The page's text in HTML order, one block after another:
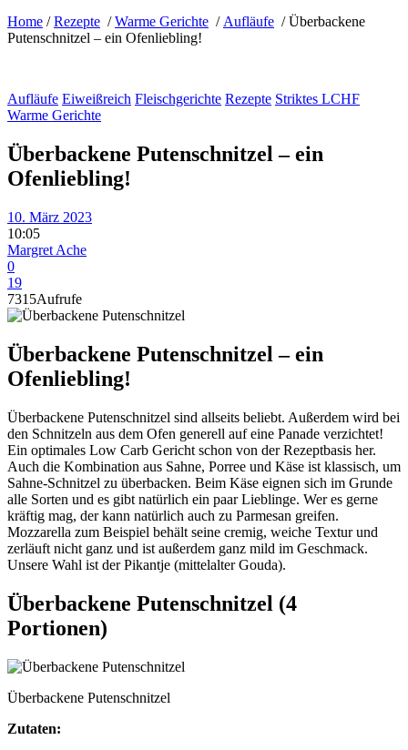
Home /Rezepte /Warme Gerichte / Aufläufe /Überbackene
Putenschnitzel – ein Ofenliebling!
Aufläufe Eiweißreich Fleischgerichte Rezepte Striktes LCHF
Warme Gerichte
Überbackene Putenschnitzel – ein
Ofenliebling!
10. März 2023
10:05
Margret Ache
0
19
7315Aufrufe
Überbackene Putenschnitzel – ein
Ofenliebling!
Überbackene Putenschnitzel sind allseits beliebt. Außerdem wird bei
den Schnitzeln aus dem Ofen generell auf eine Panade verzichtet!
Ein optimales Low Carb Gericht schon von der Rezeptbasis her.
Auch die Kombination aus Sahne, Porree und Käse ist klassisch, um
Sahne-Schnitzel zu überbacken. Beim Käse eignen sich im Grunde
alle Sorten und es gibt natürlich ein paar Lieblinge. Wer es gerne
kräftig mag, der kann natürlich auch zu Parmesan greifen.
Mozzarella zum Beispiel behält seine cremig, weiche Textur und
zerläuft nicht ganz und ist außerdem ganz mild im Geschmack.
Unsere Wahl ist der Pikantje (mittelalter Gouda).
Überbackene Putenschnitzel (4
Portionen)
Überbackene Putenschnitzel
Zutaten: